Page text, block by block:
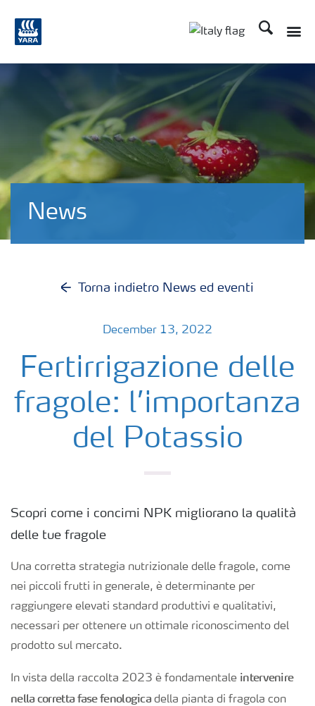
Cerca
News
Torna indietro News ed eventi
December 13, 2022
Fertirrigazione delle
fragole: l’importanza
del Potassio
Scopri come i concimi NPK migliorano la qualità
delle tue fragole
Una corretta strategia nutrizionale delle fragole, come
nei piccoli frutti in generale, è determinante per
raggiungere elevati standard produttivi e qualitativi,
necessari per ottenere un ottimale riconoscimento del
prodotto sul mercato.
In vista della raccolta 2023 è fondamentale intervenire
nella corretta fase fenologica della pianta di fragola con